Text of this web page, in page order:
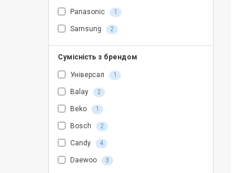
Panasonic 1
Samsung 2
Сумісність з брендом
Універсал 1
Balay 2
Beko 1
Bosch 2
Candy 4
Daewoo 3